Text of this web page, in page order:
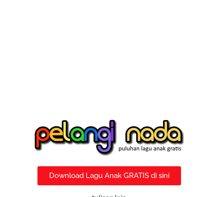
Download Lagu Anak GRATIS di sini